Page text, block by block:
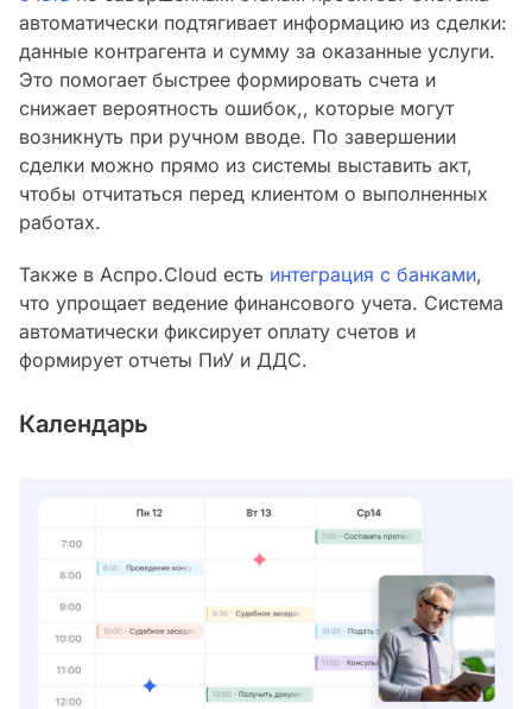
автоматически подтягивает информацию из сделки:
данные контрагента и сумму за оказанные услуги.
Это помогает быстрее формировать счета и
снижает вероятность ошибок,, которые могут
возникнуть при ручном вводе. По завершении
сделки можно прямо из системы выставить акт,
чтобы отчитаться перед клиентом о выполненных
работах.
Также в Аспро.Cloud есть интеграция с банками,
что упрощает ведение финансового учета. Система
автоматически фиксирует оплату счетов и
формирует отчеты ПиУ и ДДС.
Календарь